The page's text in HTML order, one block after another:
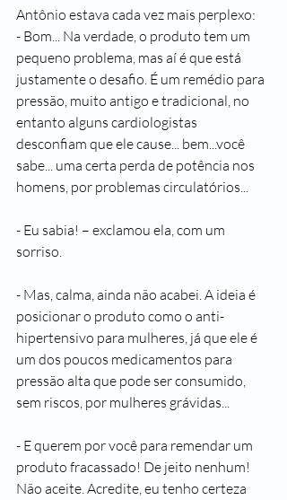
Antônio estava cada vez mais perplexo:
- Bom... Na verdade, o produto tem um
pequeno problema, mas aí é que está
justamente o desafio. É um remédio para
pressão, muito antigo e tradicional, no
entanto alguns cardiologistas
desconfiam que ele cause... bem...você
sabe... uma certa perda de potência nos
homens, por problemas circulatórios...
- Eu sabia! – exclamou ela, com um
sorriso.
- Mas, calma, ainda não acabei. A ideia é
posicionar o produto como o anti-
hipertensivo para mulheres, já que ele é
um dos poucos medicamentos para
pressão alta que pode ser consumido,
sem riscos, por mulheres grávidas...
- E querem por você para remendar um
produto fracassado! De jeito nenhum!
Não aceite. Acredite, eu tenho certeza